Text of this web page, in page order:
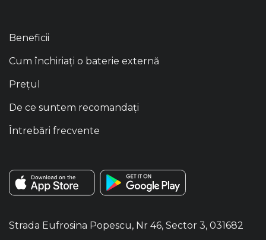
Beneficii
Cum închiriați o baterie externă
Prețul
De ce suntem recomandați
Întrebări frecvente
Strada Eufrosina Popescu, Nr 46, Sector 3, 031682